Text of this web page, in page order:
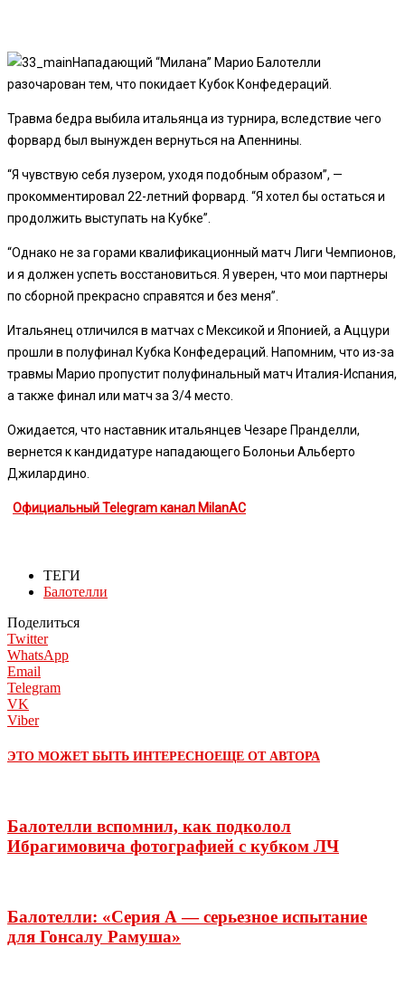
Нападающий “Милана” Марио Балотелли
разочарован тем, что покидает Кубок Конфедераций.
Травма бедра выбила итальянца из турнира, вследствие чего
форвард был вынужден вернуться на Апеннины.
“Я чувствую себя лузером, уходя подобным образом”, —
прокомментировал 22-летний форвард. “Я хотел бы остаться и
продолжить выступать на Кубке”.
“Однако не за горами квалификационный матч Лиги Чемпионов,
и я должен успеть восстановиться. Я уверен, что мои партнеры
по сборной прекрасно справятся и без меня”.
Итальянец отличился в матчах с Мексикой и Японией, а Аццури
прошли в полуфинал Кубка Конфедераций. Напомним, что из-за
травмы Марио пропустит полуфинальный матч Италия-Испания,
а также финал или матч за 3/4 место.
Ожидается, что наставник итальянцев Чезаре Пранделли,
вернется к кандидатуре нападающего Болоньи Альберто
Джилардино.
Официальный Telegram канал MilanAC
ТЕГИ
Балотелли
Поделиться
Twitter
WhatsApp
Email
Telegram
VK
Viber
ЭТО МОЖЕТ БЫТЬ ИНТЕРЕСНОЕЩЕ ОТ АВТОРА
Балотелли вспомнил, как подколол
Ибрагимовича фотографией с кубком ЛЧ
Балотелли: «Серия А — серьезное испытание
для Гонсалу Рамуша»